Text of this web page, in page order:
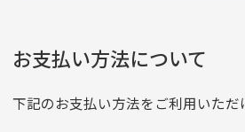
[…]
りますのでご了承くださいませ。
支店名
和歌山支店
お支払い方法について
下記のお支払い方法をご利用いただ